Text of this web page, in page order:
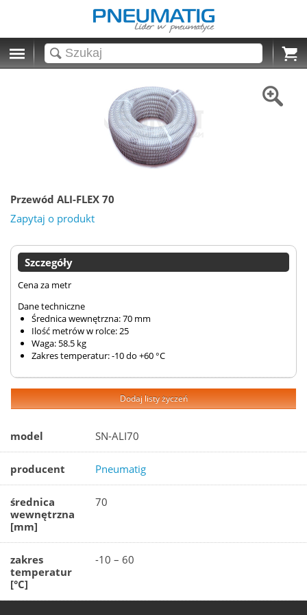
Cart
Przewód ALI-FLEX 70
Zapytaj o produkt
Szczegóły
Cena za metr
Dane techniczne
Średnica wewnętrzna: 70 mm
Ilość metrów w rolce: 25
Waga: 58.5 kg
Zakres temperatur: -10 do +60 °C
Dodaj listy życzeń
model SN-ALI70
producent Pneumatig
średnica
wewnętrzna
[mm]
70
zakres
temperatur
[°C]
-10 – 60